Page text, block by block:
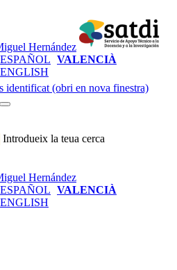
ESPAÑOL VALENCIÀ
ENGLISH
identificat (obri en nova finestra)
Introdueix la teua cerca
ESPAÑOL VALENCIÀ
ENGLISH